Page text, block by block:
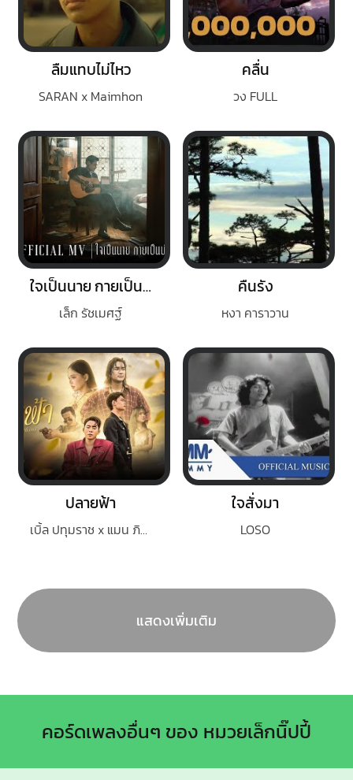
ลืมแทบไม่ไหว
SARAN x Maimhon
คลื่น
วง FULL
ใจเป็นนาย กายเป็นบ่าว
เล็ก รัชเมศฐ์
คืนรัง
หงา คาราวาน
ปลายฟ้า
เบิ้ล ปทุมราช x แมน ภิสิทธิ์พงษ์
ใจสั่งมา
LOSO
แสดงเพิ่มเติม
คอร์ดเพลงอื่นๆ ของ หมวยเล็กนิ๊ปปี้